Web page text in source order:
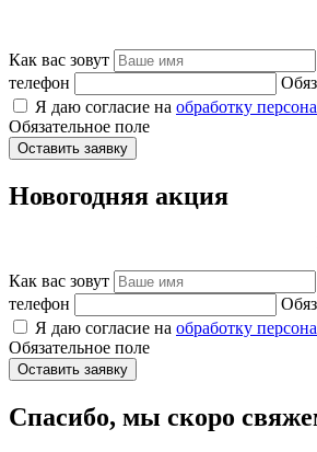
Как вас зовут
телефон
Я даю согласие на обработку
Обязательное поле
Оставить заявку
Новогодняя акция
Как вас зовут
телефон
Я даю согласие на обработку
Обязательное поле
Оставить заявку
Спасибо, мы скоро